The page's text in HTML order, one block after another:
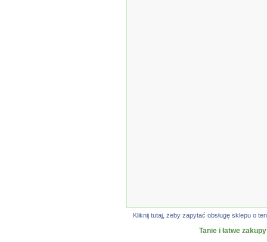
Kliknij tutaj, żeby zapytać obsługę sklepu o
Tanie i łatwe